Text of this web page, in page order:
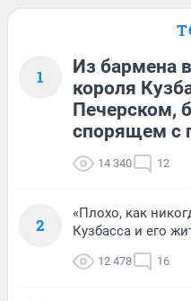
1
Из бармена
короля
Печерском,
спорящем с
14 340 12
2
«Плохо, как
Кузбасса и его
12 478 16